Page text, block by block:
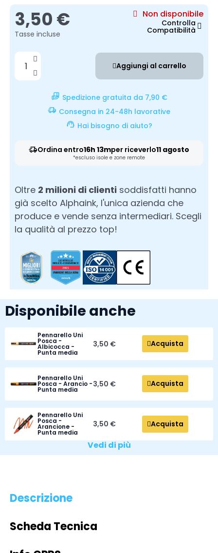
3,50 €
Tasse incluse
Non disponibile
Controlla
Compatibilità
Aggiungi al carrello
Spedizione gratuita da 7,90 €
Consegna in 24-48h lavorative
Hai bisogno di aiuto?
Ordina entro16h 13mper riceverlo11 agosto
*escluso isole e zone remote
Oltre 2 milioni di clienti soddisfatti hanno
già scelto Alphaink, l'unica azienda che
produce e vende senza intermediari. Scegli
la qualità al prezzo top!
Disponibile anche
Pennarello Uni
Posca -
Albicocca -
Punta media
3,50 € Acquista
Pennarello Uni
Posca - Arancio -
Punta media
3,50 € Acquista
Pennarello Uni
Posca -
Arancione -
Punta media
3,50 € Acquista
Vedi di più
Descrizione
Scheda Tecnica